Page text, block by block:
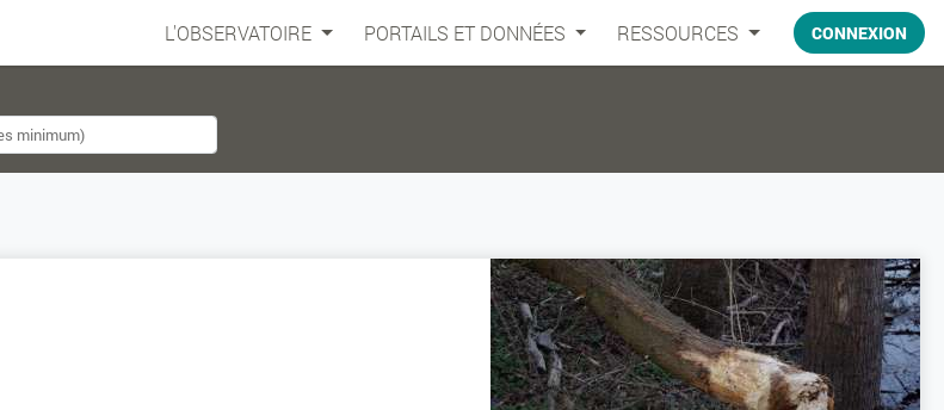
L'OBSERVATOIRE PORTAILS ET DONNÉES RESSOURCES CONNEXION